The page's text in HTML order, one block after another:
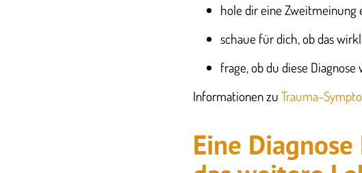
hole dir eine Zweitmeinung
schaue für dich, ob das
frage, ob du diese
Informationen zu Trauma-
Eine